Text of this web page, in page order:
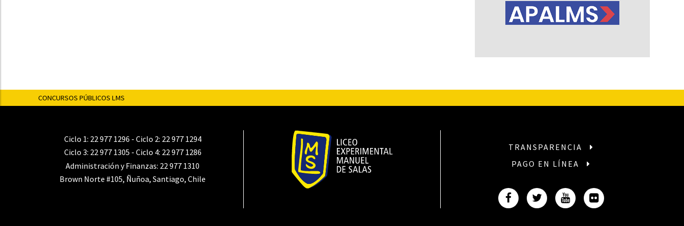
CONCURSOS PÚBLICOS LMS
Ciclo 1: 22 977 1296 - Ciclo 2: 22 977 1294
Ciclo 3: 22 977 1305 - Ciclo 4: 22 977 1286
Administración y Finanzas: 22 977 1310
Brown Norte #105, Ñuñoa, Santiago, Chile
TRANSPARENCIA
PAGO EN LÍNEA